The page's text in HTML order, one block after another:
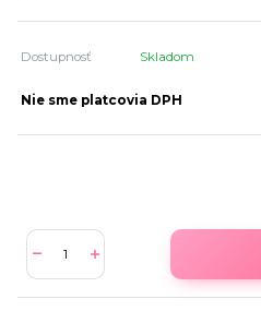
Dostupnosť Skladom
Nie sme platcovia DPH